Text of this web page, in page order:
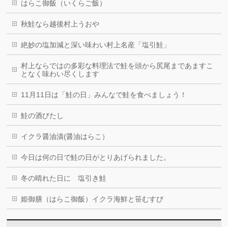
はらこ御飯（いくらご飯）
秋鮭なら越後村上うおや
絶妙の塩加減と深い味わい村上名産「塩引鮭」
村上ならではの多彩な料理法で鮭を頭から尻尾まであますこ
となく味わい尽くします
11月11日は「鮭の日」みんなで鮭を食べましょう！
鮭の酒びたし
イクラ醤油漬(醤油はらこ）
今日は何の日で鮭の日がとりあげられました。
冬の晴れた日に 塩引き鮭
姫御膳（はらこ御飯）イクラ海鮮と笹むすび